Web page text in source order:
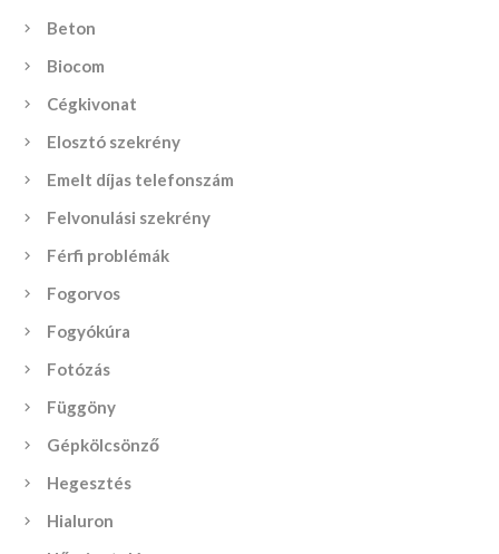
Beton
Biocom
Cégkivonat
Elosztó szekrény
Emelt díjas telefonszám
Felvonulási szekrény
Férfi problémák
Fogorvos
Fogyókúra
Fotózás
Függöny
Gépkölcsönző
Hegesztés
Hialuron